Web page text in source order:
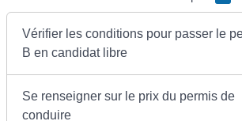
Vérifier les conditions pour passer le
B en candidat libre
Se renseigner sur le prix du permis de
conduire